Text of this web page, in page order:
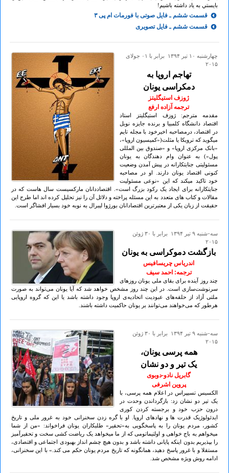
بايستي به ياد داشته باشيم!
قسمت ششم ـ فایل صوتی با فورمات ام پی ۳
قسمت ششم ـ فایل تصویری
چهارشنبه ۱۰ تير ۱۳۹۴ برابر با ۰۱ جولای
۲۰۱۵
تهاجم اروپا به
دمکراسی یونان
ژوزف استیگلیتز
ترجمه آزاده ارفع
مقدمه مترجم: ژوزف استیگلیتز استاد
اقتصاد دانشگاه کلمبیا و برنده جایزه نوبل
در اقتصاد، درمصاحبه اخیرخود با مجله تایم
میگوید که ترویکا یا مثلت(«کمیسیون اروپا»،
«بانک مرکزی اروپا» و «صندوق بین المللی
پول») به عنوان وام دهندگان به یونان
مسئولیتی جنایتکارانه در پیش آمدن وضعیت
کنونی اقتصاد یونان دارند. او در مصاحبه
خود تاکید میکند که این «نوعی مسئولیت
جنایتکارانه برای ایجاد یک رکود بزرگ است». اقتصاددانان مارکسیست سال هاست که در
مقالات و کتاب های متعدد به این مسئله پراخته و دلائل آن را نیز تحلیل کرده اند اما طرح این
حقیقت از زبان یکی از معتبرترین اقتصادانان بورژوا لیبرال به نوبه خود بسیار افشاگر است.
سه-شنبه ۹ تير ۱۳۹۴ برابر با ۳۰ ژوئن
۲۰۱۵
بازگشت دموکراسی به یونان
اندریاس چریسافیس
ترجمه: احمد سیف
چند روز آینده برای بقای ملی یونان روزهای
سرنوشت‌سازی است. در این چند روز مشخص خواهد شد که آیا یونان می‌تواند به صورت
ملتی آزاد از حلقه‌های عبودیت اتحادیه‌ی اروپا وجود داشته باشد یا این که گروه اروپایی
هرطور که می‌خواهند می‌توانند بر یونان حاکمیت داشته باشند.
سه-شنبه ۹ تير ۱۳۹۴ برابر با ۳۰ ژوئن
۲۰۱۵
همه پرسی یونان،
یک تیر و دو نشان
گابریل نادو-دوبوی
پروین اشرفی
الکسیس تسیپراس در اعلام همه پرسی، با
یک تیر دو نشان زد: بازگرداندن وحدت در
درون حزب خود و برجسته کردن کوری
ایدئولوژیک قدرت ها و نهادهای اروپا. او با گره زدن سخنرانی خود به غرور ملی و تاریخ
کشور، مردم یونان را به پاسخگویی به«تحقیر» طلبکاران یونان فراخواند: «من از شما
میخواهم به باج خواهی و اولتیماتومی که از ما میخواهد یک ریاضت کشی سخت و تحقیرآمیز
را بپذیریم بدون اینکه پایانی داشته باشد و بدون هیچ چشم انداز بهبودی اجتماعی و اقتصادی،
مستقلا و با غرور پاسخ دهید، همانگونه که تاریخ مردم یونان حکم می کند.» با این سخنرانی،
ادامه روش ویژه مشخص شد.